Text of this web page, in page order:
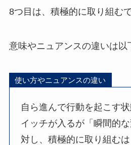
8つ目は、積極的に取り組むで
意味やニュアンスの違いは以
使い方やニュアンスの違い
自ら進んで行動を起こす
イッチが入るが「瞬間的
対し、積極的に取り組むは